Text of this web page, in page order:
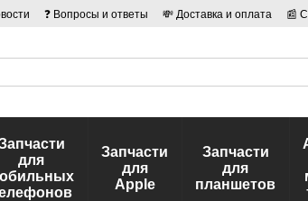
❓ Вопросы и ответы 💸 Доставка и оплата
📰
для
Запчасти
для
Apple
Запчасти
для
планшетов